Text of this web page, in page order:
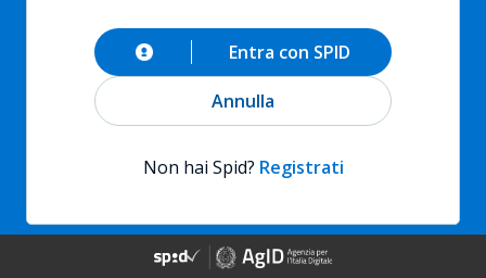
Annulla
Entra con SPID
Non hai Spid? Registrati